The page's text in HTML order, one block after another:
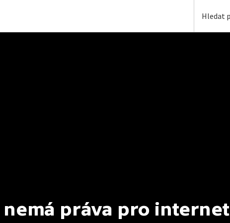
nemá práva pro internet